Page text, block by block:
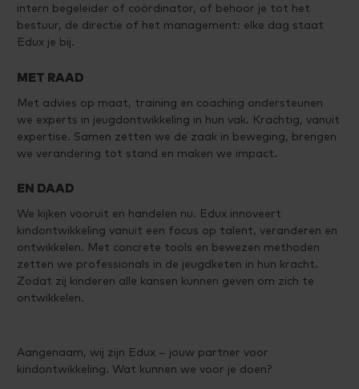
intern begeleider of coördinator, of behoor je tot het
bestuur, de directie of het management: elke dag staat
Edux je bij.
MET RAAD
Met advies op maat, training en coaching ondersteunen
we experts in jeugdontwikkeling in hun vak. Krachtig, vanuit
expertise. Samen zetten we de zaak in beweging, brengen
we verandering tot stand en maken we impact.
EN DAAD
We kijken vooruit en handelen nu. Edux innoveert
kindontwikkeling vanuit een focus op talent, veranderen en
ontwikkelen. Met concrete tools en bewezen methoden
zetten we professionals in de jeugdketen in hun kracht.
Zodat zij kinderen alle kansen kunnen geven om zich te
ontwikkelen.
Aangenaam, wij zijn Edux – jouw partner voor
kindontwikkeling. Wat kunnen we voor je doen?